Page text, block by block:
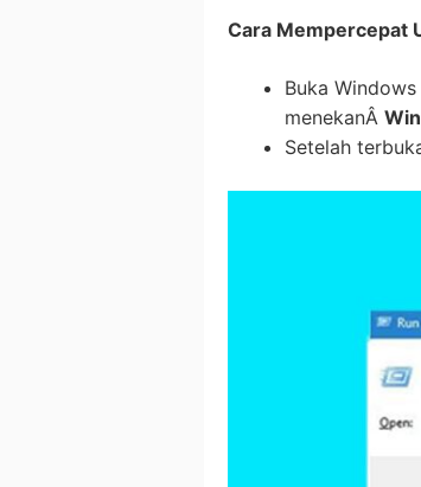
Cara Mempercepat
Buka
menekanÂ
Setelah